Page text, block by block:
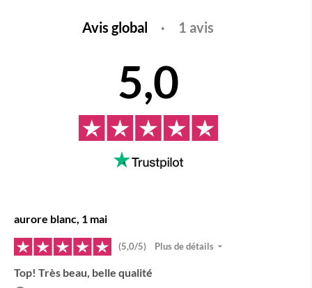
Avis global · 1 avis
5,0
aurore blanc, 1 mai
(5,0/5) Plus de détails
Top! Très beau, belle qualité